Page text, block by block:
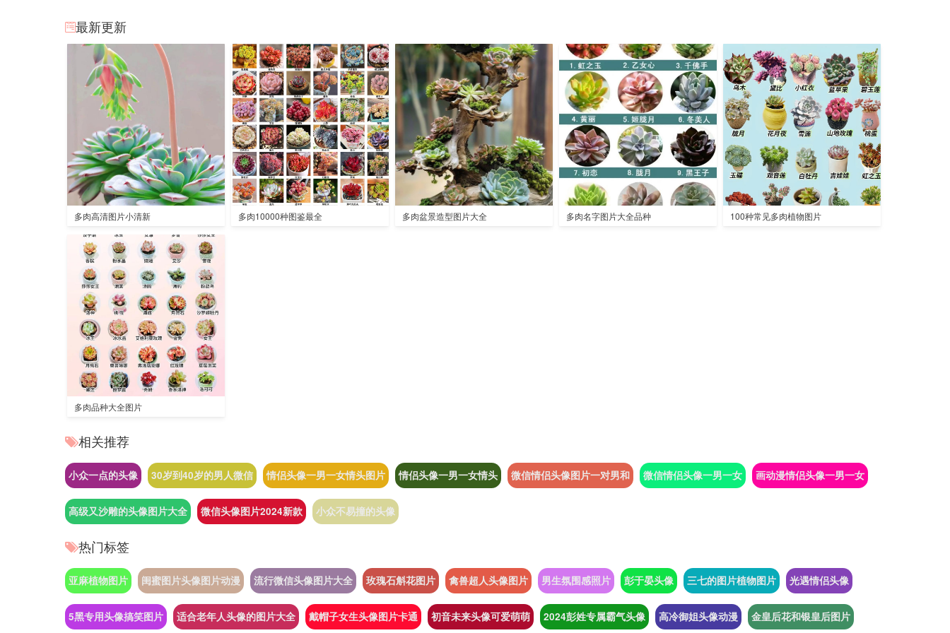
最新更新
多肉高清图片小清新 多肉10000种图鉴最全 多肉盆景造型图片大全 多肉名字图片大全品种 100种常见多肉植物图片
多肉品种大全图片
相关推荐
小众一点的头像 30岁到40岁的男人微信 情侣头像一男一女情头图片 情侣头像一男一女情头 微信情侣头像图片一对男和 微信情侣头像一男一女 画动漫情侣头像一男一女
高级又沙雕的头像图片大全 微信头像图片2024新款 小众不易撞的头像
热门标签
亚麻植物图片 闺蜜图片头像图片动漫 流行微信头像图片大全 玫瑰石斛花图片 禽兽超人头像图片 男生氛围感照片 彭于晏头像 三七的图片植物图片 光遇情侣头像
5黑专用头像搞笑图片 适合老年人头像的图片大全 戴帽子女生头像图片卡通 初音未来头像可爱萌萌 2024彭姓专属霸气头像 高冷御姐头像动漫 金皇后花和银皇后图片